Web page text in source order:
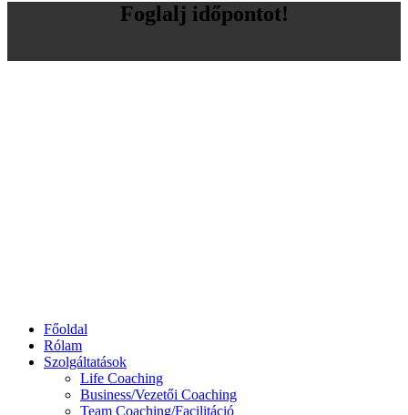
Foglalj időpontot!
Főoldal
Rólam
Szolgáltatások
Life Coaching
Business/Vezetői Coaching
Team Coaching/Facilitáció